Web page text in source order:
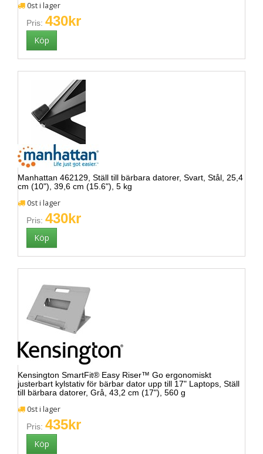
0st i lager
Pris: 430kr
Manhattan 462129, Ställ till bärbara datorer, Svart, Stål, 25,4
cm (10"), 39,6 cm (15.6"), 5 kg
0st i lager
Pris: 430kr
Kensington SmartFit® Easy Riser™ Go ergonomiskt
justerbart kylstativ för bärbar dator upp till 17" Laptops, Ställ
till bärbara datorer, Grå, 43,2 cm (17"), 560 g
0st i lager
Pris: 435kr